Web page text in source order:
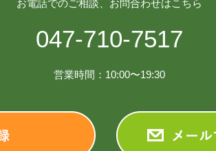
お電話でのご相談、お問合わせはこちら
047-710-7517
営業時間：10:00〜19:30